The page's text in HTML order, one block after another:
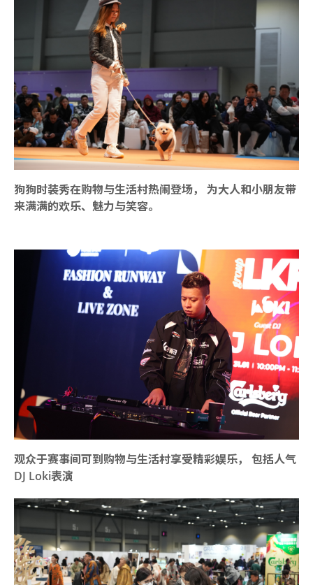
狗狗时装秀在购物与生活村热闹登场， 为大人和小朋友带
来满满的欢乐、魅力与笑容。
观众于赛事间可到购物与生活村享受精彩娱乐， 包括人气
DJ Loki表演